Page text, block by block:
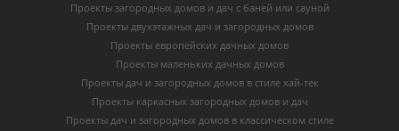
Проекты загородных домов и дач с баней или сауной
Проекты двухэтажных дач и загородных домов
Проекты европейских дачных домов
Проекты маленьких дачных домов
Проекты дач и загородных домов в стиле хай-тек
Проекты каркасных загородных домов и дач
Проекты дач и загородных домов в классическом стиле